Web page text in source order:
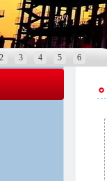
2 3 4 5 6